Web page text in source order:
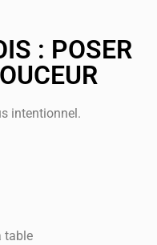
: POSER
intentionnel.
table